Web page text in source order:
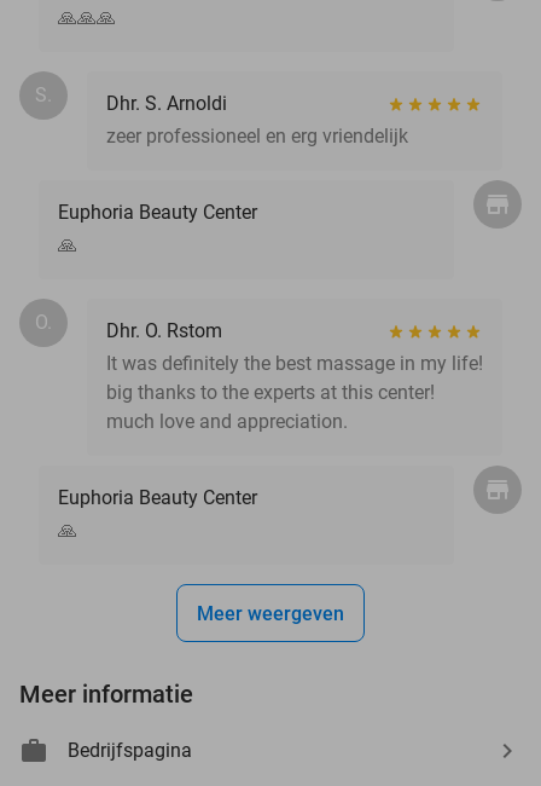
🙏🙏🙏
S.
Dhr. S. Arnoldi
zeer professioneel en erg vriendelijk
Euphoria Beauty Center
🙏
O.
Dhr. O. Rstom
It was definitely the best massage in my life!
big thanks to the experts at this center!
much love and appreciation.
Euphoria Beauty Center
🙏
Meer weergeven
Meer informatie
Bedrijfspagina